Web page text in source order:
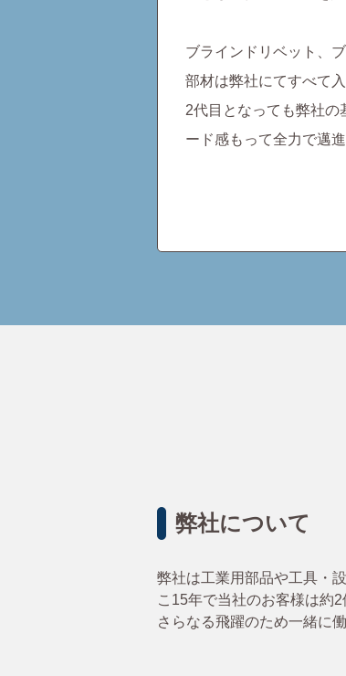
ブラインドリベット、
部材は弊社にてすべて入
2代目となっても弊社
ード感もって全力で邁
弊社について
弊社は工業用部品や工具・
こ15年で当社のお客様は約
さらなる飛躍のため一緒に